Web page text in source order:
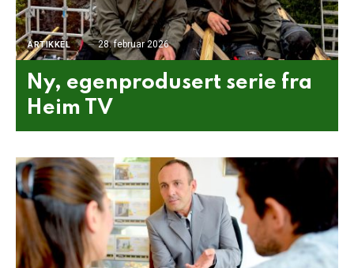
ARTIKKEL 28. februar 2026
Ny, egenprodusert serie fra
Heim TV